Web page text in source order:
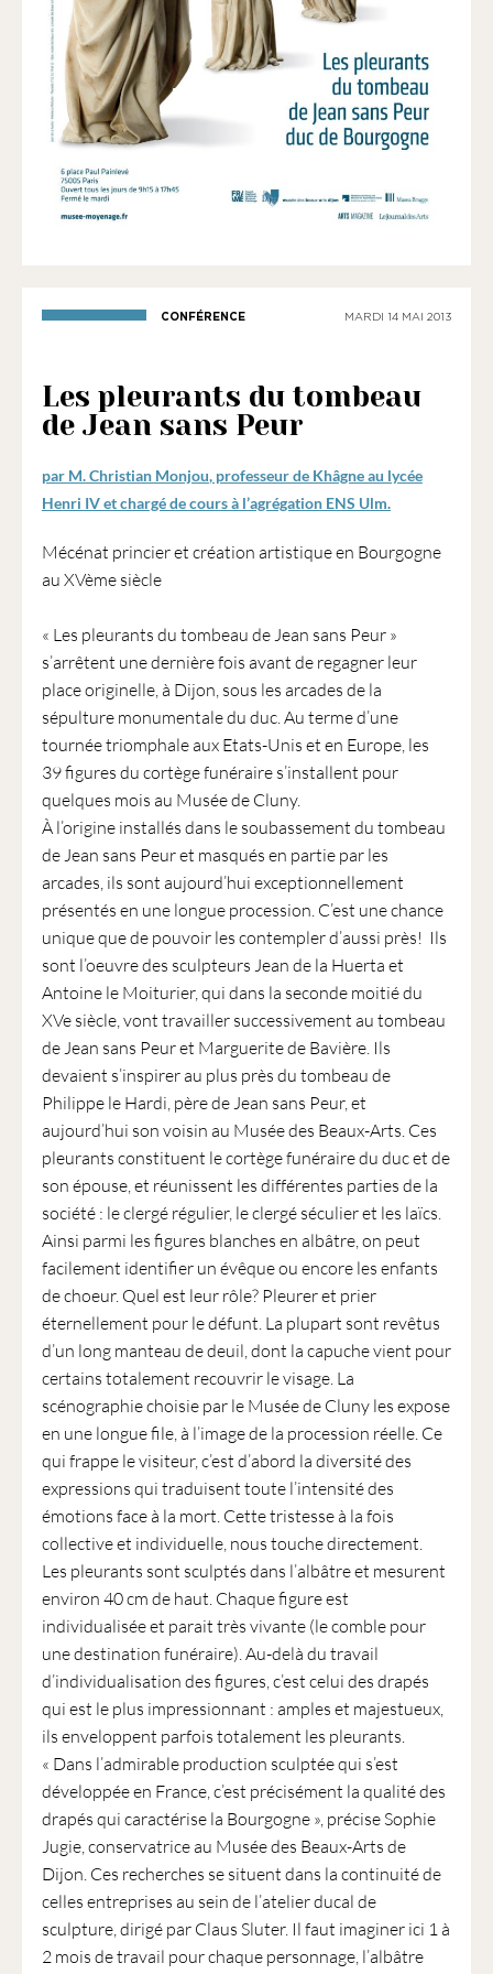
1901
ayant
une
vocation
culturelle.
CONFÉRENCE MARDI 14 MAI 2013
Les pleurants du tombeau
de Jean sans Peur
par M. Christian Monjou, professeur de Khâgne au lycée
Henri IV et chargé de cours à l’agrégation ENS Ulm.
Mécénat princier et création artistique en Bourgogne
au XVème siècle
« Les pleurants du tombeau de Jean sans Peur »
s’arrêtent une dernière fois avant de regagner leur
place originelle, à Dijon, sous les arcades de la
sépulture monumentale du duc. Au terme d’une
tournée triomphale aux Etats-Unis et en Europe, les
39 figures du cortège funéraire s’installent pour
quelques mois au Musée de Cluny.
À l’origine installés dans le soubassement du tombeau
de Jean sans Peur et masqués en partie par les
arcades, ils sont aujourd’hui exceptionnellement
présentés en une longue procession. C’est une chance
unique que de pouvoir les contempler d’aussi près! Ils
sont l’oeuvre des sculpteurs Jean de la Huerta et
Antoine le Moiturier, qui dans la seconde moitié du
XVe siècle, vont travailler successivement au tombeau
de Jean sans Peur et Marguerite de Bavière. Ils
devaient s’inspirer au plus près du tombeau de
Philippe le Hardi, père de Jean sans Peur, et
aujourd’hui son voisin au Musée des Beaux-Arts. Ces
pleurants constituent le cortège funéraire du duc et de
son épouse, et réunissent les différentes parties de la
société : le clergé régulier, le clergé séculier et les laïcs.
Ainsi parmi les figures blanches en albâtre, on peut
facilement identifier un évêque ou encore les enfants
de choeur. Quel est leur rôle? Pleurer et prier
éternellement pour le défunt. La plupart sont revêtus
d’un long manteau de deuil, dont la capuche vient pour
certains totalement recouvrir le visage. La
scénographie choisie par le Musée de Cluny les expose
en une longue file, à l’image de la procession réelle. Ce
qui frappe le visiteur, c’est d’abord la diversité des
expressions qui traduisent toute l’intensité des
émotions face à la mort. Cette tristesse à la fois
collective et individuelle, nous touche directement.
Les pleurants sont sculptés dans l’albâtre et mesurent
environ 40 cm de haut. Chaque figure est
individualisée et parait très vivante (le comble pour
une destination funéraire). Au-delà du travail
d’individualisation des figures, c’est celui des drapés
qui est le plus impressionnant : amples et majestueux,
ils enveloppent parfois totalement les pleurants.
« Dans l’admirable production sculptée qui s’est
développée en France, c’est précisément la qualité des
drapés qui caractérise la Bourgogne », précise Sophie
Jugie, conservatrice au Musée des Beaux-Arts de
Dijon. Ces recherches se situent dans la continuité de
celles entreprises au sein de l’atelier ducal de
sculpture, dirigé par Claus Sluter. Il faut imaginer ici 1 à
2 mois de travail pour chaque personnage, l’albâtre